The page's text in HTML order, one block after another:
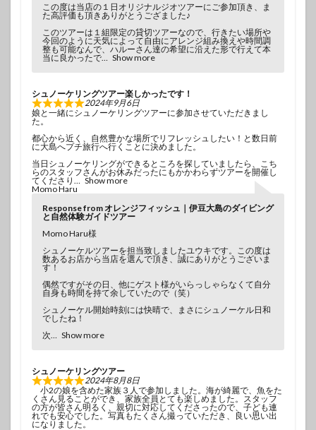
この度は当店の１日オリジナルジオツアーにご参加頂き、ま
た高評価も頂きありがとうござました♪
このツアーは１組限定の貸切ツアーなので、行きたい場所や
今回のように天気によって自由にアレンジ組み換えや時間調
整も可能なんで、ハルーさん達の希望に沿えた形で行えて本
当に良かったで
Show more
シュノーケリングツアー楽しかったです！
2024年9月6日
娘と一緒にシュノーケリングツアーに参加させていただきまし
た。
都心から近く、自然豊かな場所でリフレッシュしたい！と数日前
に大島へプチ旅行へ行くことに決めました。
当日シュノーケリングができるところを探していましたら、こち
らのスタッフさんがお休みだったにもかかわらずツアーを開催し
てくださり
Show more
Momo Haru
Response from オレンジフィッシュ｜伊豆大島のダイビング
と自然体験ガイドツアー
Momo Haru様
シュノーケルツアーを担当致しましたユウキです。この度は
数あるお店から当店を選んで頂き、誠にありがとうございま
す！
偶然ですがその日、他にゲスト様がいらっしゃらなくて自分
自身も時間を持て余していたので（笑）
シュノーケル開始時刻には快晴で、まさにシュノーケル日和
でしたね！
次
Show more
シュノーケリングツアー
2024年8月8日
小2の娘を含めた家族３人で参加しました。海が綺麗で、魚をた
くさん見ることができ、家族全員とても楽しめました。スタッフ
の方が皆さん明るく、親切に対応してくださったので、子ども連
れでも安心でした。写真もたくさん撮っていただき、良い思い出
になりました。